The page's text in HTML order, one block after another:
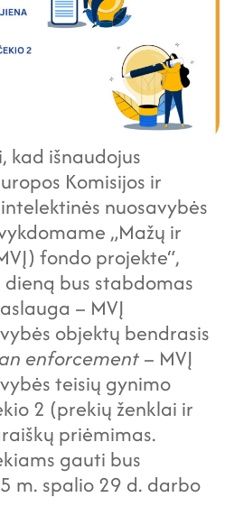
kad išnaudojus
Komisijos ir
nuosavybės
„Mažų ir
fondo projekte“,
bus stabdomas
– MVĮ
objektų bendrasis
enforcement– MVĮ
teisių gynimo
2 (prekių ženklai ir
priėmimas.
gauti bus
m. spalio 29 d. darbo